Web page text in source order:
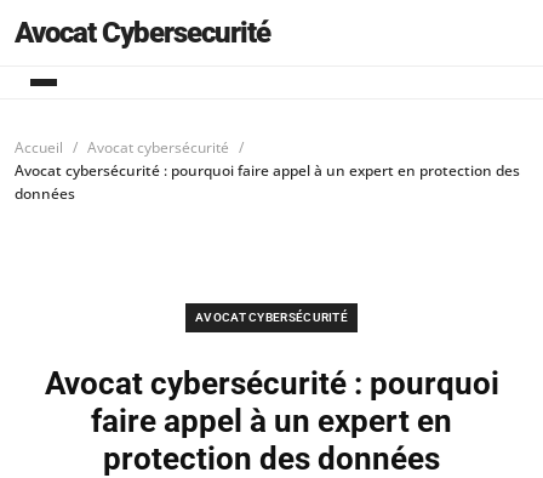
Avocat Cybersecurité
Accueil
Avocat cybersécurité
Avocat cybersécurité : pourquoi faire appel à un expert en protection des
données
AVOCAT CYBERSÉCURITÉ
Avocat cybersécurité : pourquoi
faire appel à un expert en
protection des données